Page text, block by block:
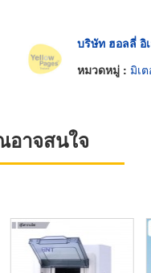
บริษัท ฮอลลี่ อิ
หมวดหมู่ : มิเ
าจสนใจ